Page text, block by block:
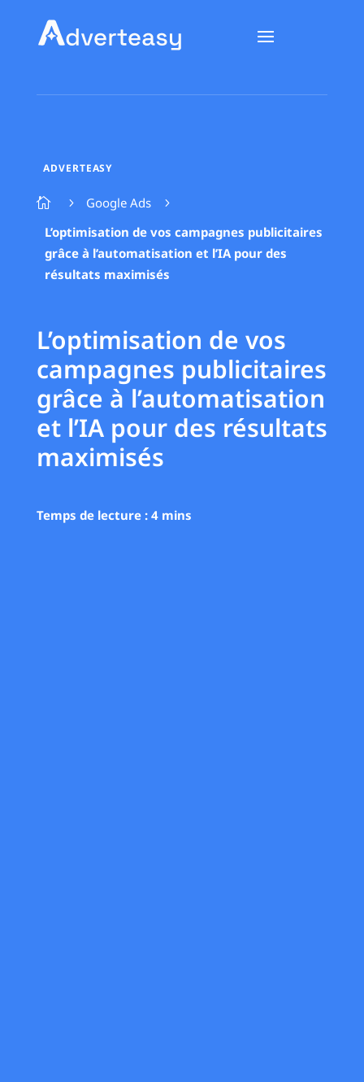
ADVERTEASY
 5 Google Ads 5
L’optimisation de vos campagnes publicitaires
grâce à l’automatisation et l’IA pour des
résultats maximisés
L’optimisation de vos
campagnes publicitaires
grâce à l’automatisation
et l’IA pour des résultats
maximisés